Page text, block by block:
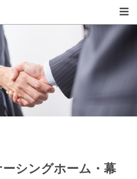
シングホーム・幕